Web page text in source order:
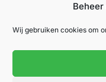
Wij gebruiken cookies om
Media